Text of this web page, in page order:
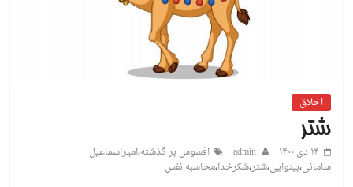
اخلاق
شتر
۱۴ دی ۱۴۰۰ admin افسوس بر گذشته،امیراسماعیل
سامانی،بینوایی،شتر،شکرخدا،محاسبه نفس